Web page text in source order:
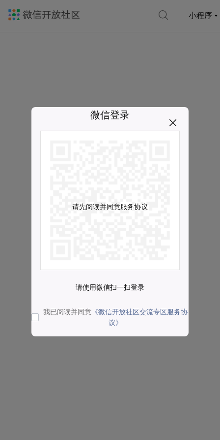
小程序
微信登录
请先阅读并同意服务协议
请使用微信扫一扫登录
我已阅读并同意 《微信开放社区交流专区服务协
议》